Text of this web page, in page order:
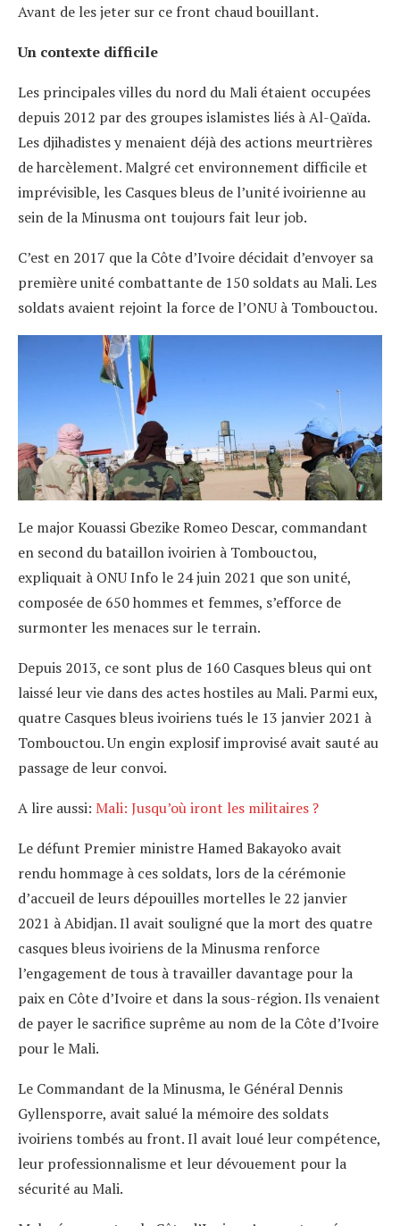
Avant de les jeter sur ce front chaud bouillant.
Un contexte difficile
Les principales villes du nord du Mali étaient occupées
depuis 2012 par des groupes islamistes liés à Al-Qaïda.
Les djihadistes y menaient déjà des actions meurtrières
de harcèlement. Malgré cet environnement difficile et
imprévisible, les Casques bleus de l’unité ivoirienne au
sein de la Minusma ont toujours fait leur job.
C’est en 2017 que la Côte d’Ivoire décidait d’envoyer sa
première unité combattante de 150 soldats au Mali. Les
soldats avaient rejoint la force de l’ONU à Tombouctou.
Le major Kouassi Gbezike Romeo Descar, commandant
en second du bataillon ivoirien à Tombouctou,
expliquait à ONU Info le 24 juin 2021 que son unité,
composée de 650 hommes et femmes, s’efforce de
surmonter les menaces sur le terrain.
Depuis 2013, ce sont plus de 160 Casques bleus qui ont
laissé leur vie dans des actes hostiles au Mali. Parmi eux,
quatre Casques bleus ivoiriens tués le 13 janvier 2021 à
Tombouctou. Un engin explosif improvisé avait sauté au
passage de leur convoi.
A lire aussi: Mali: Jusqu’où iront les militaires ?
Le défunt Premier ministre Hamed Bakayoko avait
rendu hommage à ces soldats, lors de la cérémonie
d’accueil de leurs dépouilles mortelles le 22 janvier
2021 à Abidjan. Il avait souligné que la mort des quatre
casques bleus ivoiriens de la Minusma renforce
l’engagement de tous à travailler davantage pour la
paix en Côte d’Ivoire et dans la sous-région. Ils venaient
de payer le sacrifice suprême au nom de la Côte d’Ivoire
pour le Mali.
Le Commandant de la Minusma, le Général Dennis
Gyllensporre, avait salué la mémoire des soldats
ivoiriens tombés au front. Il avait loué leur compétence,
leur professionnalisme et leur dévouement pour la
sécurité au Mali.